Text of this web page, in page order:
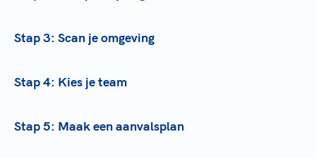
Stap 3: Scan je omgeving
Stap 4: Kies je team
Stap 5: Maak een aanvalsplan